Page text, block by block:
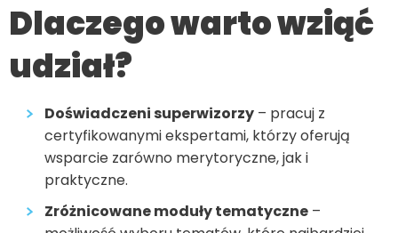
Dlaczego warto wziąć
udział?
Doświadczeni superwizorzy – pracuj z
certyfikowanymi ekspertami, którzy oferują
wsparcie zarówno merytoryczne, jak i
praktyczne.
Zróżnicowane moduły tematyczne –